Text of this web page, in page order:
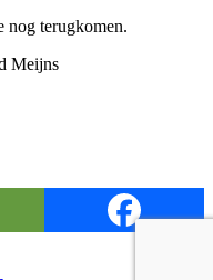
nog terugkomen.
Meijns